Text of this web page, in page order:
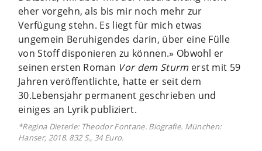
eher vorgehn, als bis mir noch mehr zur
Verfügung stehn. Es liegt für mich etwas
ungemein Beruhigendes darin, über eine Fülle
von Stoff disponieren zu können.» Obwohl er
seinen ersten Roman Vor dem Sturmerst mit 59
Jahren veröffentlichte, hatte er seit dem
30.Lebensjahr permanent geschrieben und
einiges an Lyrik publiziert.
*Regina Dieterle: Theodor Fontane. Biografie. München:
Hanser, 2018. 832 S., 34 Euro.